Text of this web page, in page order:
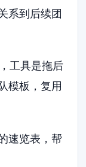
系到后续团
工具是拖后
模板，复用
速览表，帮